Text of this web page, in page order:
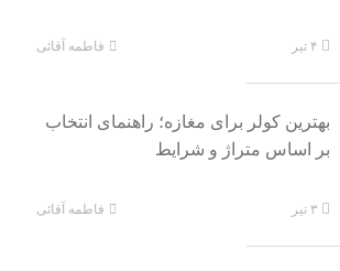
۴ تیر فاطمه آقائی
بهترین کولر برای مغازه؛ راهنمای انتخاب
بر اساس متراژ و شرایط
۳ تیر فاطمه آقائی